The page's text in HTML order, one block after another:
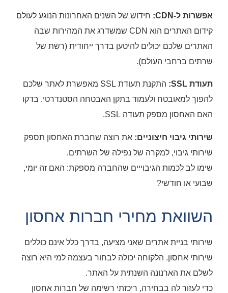
אפשרות ל-CDN:
חידוש של השנים האחרונות הנוגע לעולם
קידום האתרים הוא CDN שמשדרג את המהירות שבה
האתרים שלכם יכולים להיטען בדרך ייחודית (רשת של
שרתים ברחבי העולם).
תעודת SSL:
התקנת תעודת SSL מאפשרת לאתר שלכם
להפוך למאובטח ולעמוד בתקן האבטחה הסטנדרטי. בדקו
האם האחסון מספק תעודה SSL.
שירותי גיבוי חיצוניים: את רוצה שחברת האחסון תספק
שירותי גיבוי, למקרה של נפילה של השרתים.
שימו לב לכמות הגיבוייים שהחברה מספקת: האם זה יומי,
שבועי או חודשי?
השוואת מחירי חברות אחסון
שירותי בניית אתרים שאני מציעה, בדרך כלל אינם כוללים
שירותי אחסון. הלקוחה יכולה לבחור בעצמה למי היא רוצה
לשלם את הארנונה השנתית על האתר.
כדי לעזור לה בבחירה, ריכזתי רשימה של חברות אחסון